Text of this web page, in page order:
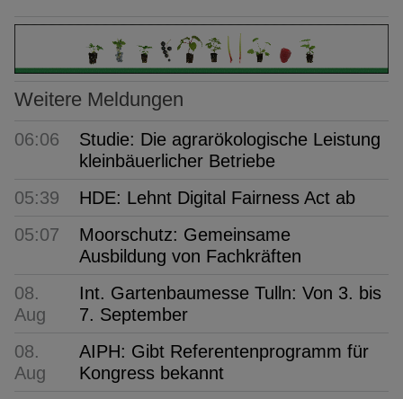
Weitere Meldungen
06:06
Studie: Die agrarökologische Leistung
kleinbäuerlicher Betriebe
05:39
HDE: Lehnt Digital Fairness Act ab
05:07
Moorschutz: Gemeinsame
Ausbildung von Fachkräften
08.
Aug
Int. Gartenbaumesse Tulln: Von 3. bis
7. September
08.
Aug
AIPH: Gibt Referentenprogramm für
Kongress bekannt